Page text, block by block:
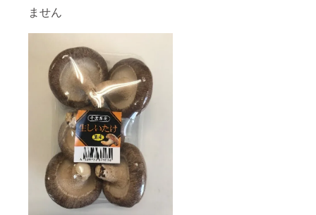
ません